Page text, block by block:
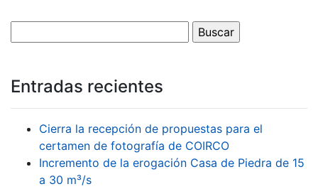
Entradas recientes
Cierra la recepción de propuestas para el
certamen de fotografía de COIRCO
Incremento de la erogación Casa de Piedra de 15
a 30 m³/s